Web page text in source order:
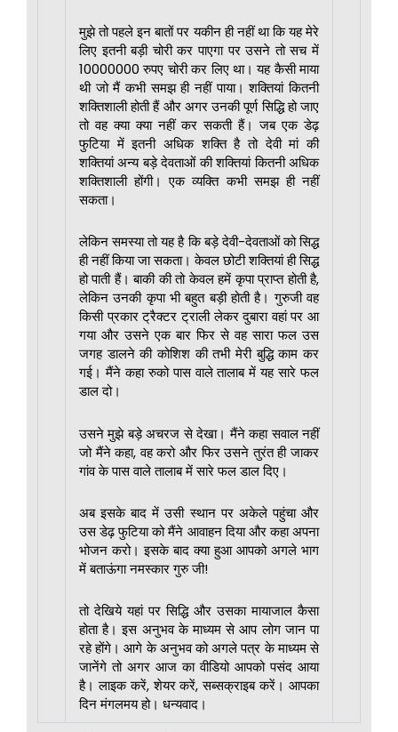
मुझे तो पहले इन बातों पर यकीन ही नहीं था कि यह मेरे
लिए इतनी बड़ी चोरी कर पाएगा पर उसने तो सच में
10000000 रुपए चोरी कर लिए था। यह कैसी माया
थी जो मैं कभी समझ ही नहीं पाया। शक्तियां कितनी
शक्तिशाली होती हैं और अगर उनकी पूर्ण सिद्धि हो जाए
तो वह क्या क्या नहीं कर सकती हैं। जब एक डेढ़
फुटिया में इतनी अधिक शक्ति है तो देवी मां की
शक्तियां अन्य बड़े देवताओं की शक्तियां कितनी अधिक
शक्तिशाली होंगी। एक व्यक्ति कभी समझ ही नहीं
सकता।
लेकिन समस्या तो यह है कि बड़े देवी-देवताओं को सिद्ध
ही नहीं किया जा सकता। केवल छोटी शक्तियां ही सिद्ध
हो पाती हैं। बाकी की तो केवल हमें कृपा प्राप्त होती है,
लेकिन उनकी कृपा भी बहुत बड़ी होती है। गुरुजी वह
किसी प्रकार ट्रैक्टर ट्राली लेकर दुबारा वहां पर आ
गया और उसने एक बार फिर से वह सारा फल उस
जगह डालने की कोशिश की तभी मेरी बुद्धि काम कर
गई। मैंने कहा रुको पास वाले तालाब में यह सारे फल
डाल दो।
उसने मुझे बड़े अचरज से देखा। मैंने कहा सवाल नहीं
जो मैंने कहा, वह करो और फिर उसने तुरंत ही जाकर
गांव के पास वाले तालाब में सारे फल डाल दिए।
अब इसके बाद में उसी स्थान पर अकेले पहुंचा और
उस डेढ़ फुटिया को मैंने आवाहन दिया और कहा अपना
भोजन करो। इसके बाद क्या हुआ आपको अगले भाग
में बताऊंगा नमस्कार गुरु जी!
तो देखिये यहां पर सिद्धि और उसका मायाजाल कैसा
होता है। इस अनुभव के माध्यम से आप लोग जान पा
रहे होंगे। आगे के अनुभव को अगले पत्र के माध्यम से
जानेंगे तो अगर आज का वीडियो आपको पसंद आया
है। लाइक करें, शेयर करें, सब्सक्राइब करें। आपका
दिन मंगलमय हो। धन्यवाद।